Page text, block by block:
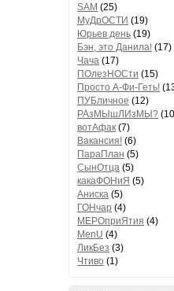
SAM (25)
МуДрОСТИ (19)
Юрьев день (19)
Бэн, это Данила! (17)
Чача (17)
ПОлезНОСти (15)
Просто А-Фи-Геть!
ПУБличное (12)
РАзМЫшЛИзМЫ?
вотАфак (7)
Вакансия! (6)
ПараПлан (5)
СынОтца (5)
какаФОНиЯ (5)
Аниска (5)
ГОНчар (4)
МЕРОприЯтия (4)
MenU (4)
ЛикБез (3)
Чтиво (1)